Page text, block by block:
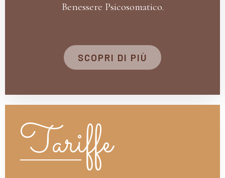
Benessere Psicosomatico.
SCOPRI DI PIÙ
Tariffe